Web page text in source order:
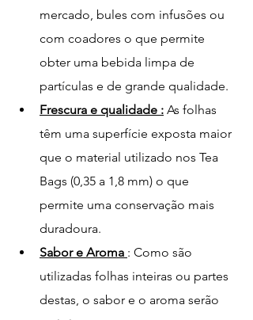
mercado, bules com infusões ou
com coadores o que permite
obter uma bebida limpa de
partículas e de grande qualidade.
Frescura e qualidade : As folhas
têm uma superfície exposta maior
que o material utilizado nos Tea
Bags (0,35 a 1,8 mm) o que
permite uma conservação mais
duradoura.
Sabor e Aroma : Como são
utilizadas folhas inteiras ou partes
destas, o sabor e o aroma serão